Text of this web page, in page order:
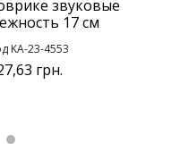
звуковые
17 см
KA-23-4553
грн.